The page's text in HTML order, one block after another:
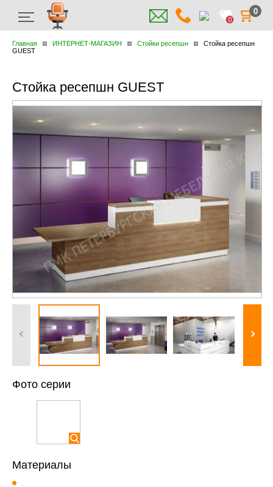
0
0
Главная ИНТЕРНЕТ-МАГАЗИН Стойки ресепшн
Стойка ресепшн
GUEST
Стойка ресепшн GUEST
Фото серии
Материалы